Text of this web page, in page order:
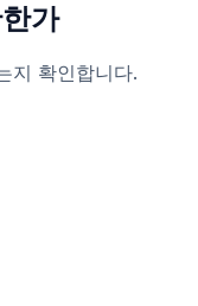
가
지 확인합니다.